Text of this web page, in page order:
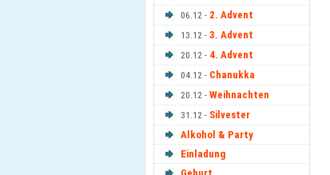
06.12 - 2. Advent
13.12 - 3. Advent
20.12 - 4. Advent
04.12 - Chanukka
20.12 - Weihnachten
31.12 - Silvester
Alkohol & Party
Einladung